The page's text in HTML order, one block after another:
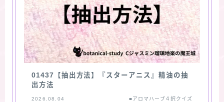
01437【抽出方法】『スターアニス』精油の抽
出方法
2026.08.04 ■アロマハーブ４択クイズ